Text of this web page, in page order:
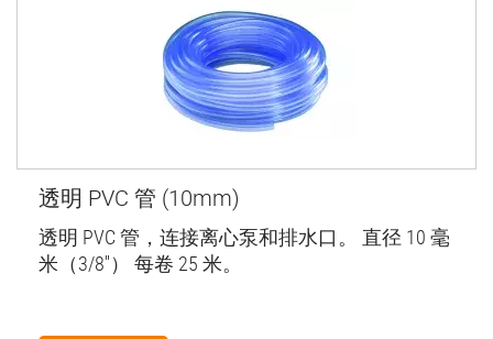
透明 PVC 管 (10mm)
透明 PVC 管，连接离心泵和排水口。 直径 10 毫
米（3/8''） 每卷 25 米。